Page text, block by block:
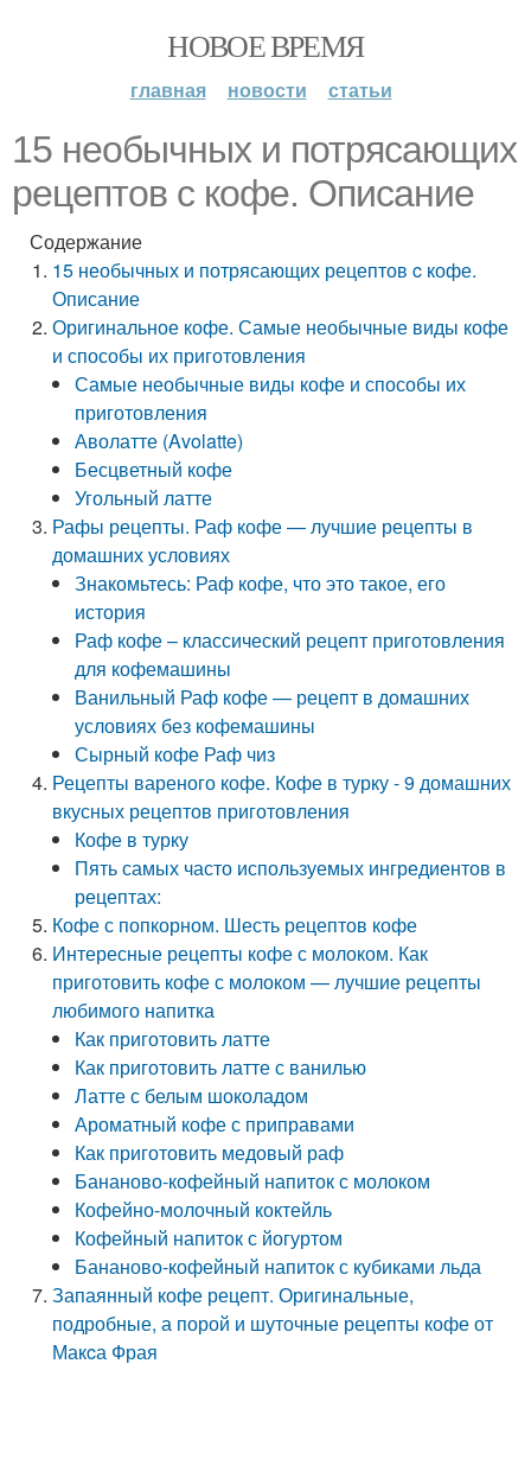
НОВОЕ ВРЕМЯ
главная новости статьи
15 необычных и потрясающих
рецептов c кофе. Описание
Содержание
15 необычных и потрясающих рецептов c кофе.
Описание
Оригинальное кофе. Самые необычные виды кофе
и способы их приготовления
Самые необычные виды кофе и способы их
приготовления
Аволатте (Avolatte)
Бесцветный кофе
Угольный латте
Рафы рецепты. Раф кофе — лучшие рецепты в
домашних условиях
Знакомьтесь: Раф кофе, что это такое, его
история
Раф кофе – классический рецепт приготовления
для кофемашины
Ванильный Раф кофе — рецепт в домашних
условиях без кофемашины
Сырный кофе Раф чиз
Рецепты вареного кофе. Кофе в турку - 9 домашних
вкусных рецептов приготовления
Кофе в турку
Пять самых часто используемых ингредиентов в
рецептах:
Кофе с попкорном. Шесть рецептов кофе
Интересные рецепты кофе с молоком. Как
приготовить кофе с молоком — лучшие рецепты
любимого напитка
Как приготовить латте
Как приготовить латте с ванилью
Латте с белым шоколадом
Ароматный кофе с приправами
Как приготовить медовый раф
Бананово-кофейный напиток с молоком
Кофейно-молочный коктейль
Кофейный напиток с йогуртом
Бананово-кофейный напиток с кубиками льда
Запаянный кофе рецепт. Оригинальные,
подробные, а порой и шуточные рецепты кофе от
Макcа Фрая